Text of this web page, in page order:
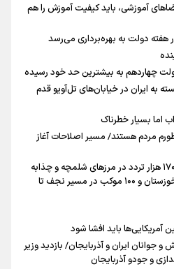
آموزشی، باید کیفیت آموزش را هم
هفته دولت به بهره‌برداری می‌رسد
چهاردهم به بیشترین حد خود رسیده
وابسته به ایران در خیابان‌های تل‌آویو قدم
اما بسیار خطرناک
مردم هستند/ مسیر اصلاحات آغاز
استاندار خوزستان: دو میلیون و ۱۷۰ هزار تردد در مرزهای شلمچه و چذابه
ثبت شد / برپایی هزار موکب در خوزستان و ۱۰۰ موکب در مسیر نجف تا
آمریکایی‌ها باید افشا شود
ایران و آذربایجان/ بازدید وزیر
و جودو آذربایجان